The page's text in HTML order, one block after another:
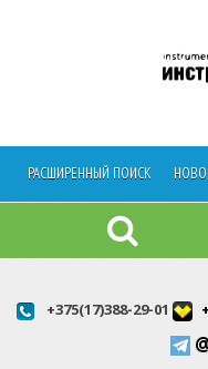
РАСШИРЕННЫЙ ПОИСК
+375(17)388-29-01